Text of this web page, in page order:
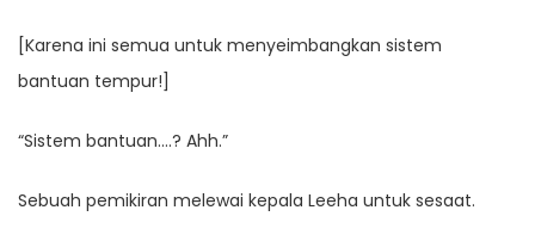
[Karena ini semua untuk menyeimbangkan sistem
bantuan tempur!]
“Sistem bantuan….? Ahh.”
Sebuah pemikiran melewai kepala Leeha untuk sesaat.